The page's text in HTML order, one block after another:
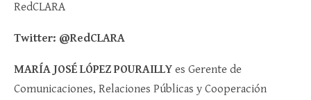
RedCLARA
Twitter: @RedCLARA
MARÍA JOSÉ LÓPEZ POURAILLY es Gerente de
Comunicaciones, Relaciones Públicas y Cooperación